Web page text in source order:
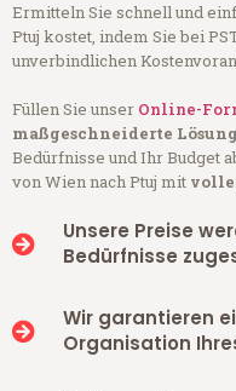
Ermitteln Sie schnell und
Ptuj kostet, indem Sie bei
unverbindlichen
Füllen Sie unser Online-
maßgeschneiderte Lösung
Bedürfnisse und Ihr Budget
von Wien nach Ptuj mit
Unsere Preise
Bedürfnisse
Wir garantieren
Organisation